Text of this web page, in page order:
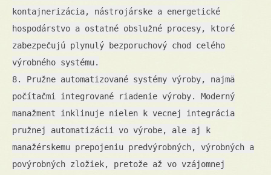
kontajnerizácia, nástrojárske a energetické
hospodárstvo a ostatné obslužné procesy, ktoré
zabezpečujú plynulý bezporuchový chod celého
výrobného systému.
8. Pružne automatizované systémy výroby, najmä
počítačmi integrované riadenie výroby. Moderný
manažment inklinuje nielen k vecnej integrácia
pružnej automatizácii vo výrobe, ale aj k
manažérskemu prepojeniu predvýrobných, výrobných a
povýrobných zložiek, pretože až vo vzájomnej